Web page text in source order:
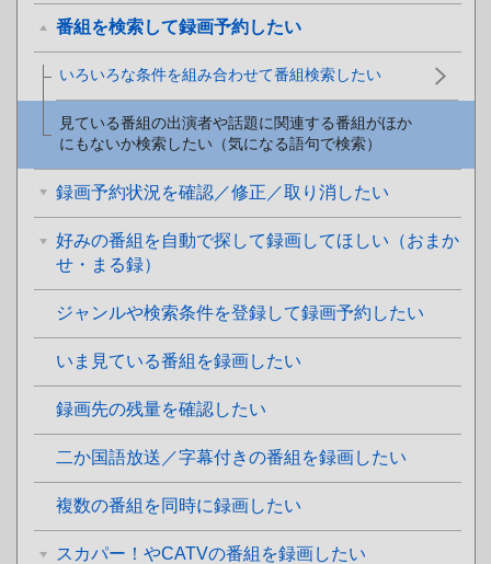
番組を検索して録画予約したい
いろいろな条件を組み合わせて番組検索したい
見ている番組の出演者や話題に関連する番組がほか
にもないか検索したい（気になる語句で検索）
録画予約状況を確認／修正／取り消したい
好みの番組を自動で探して録画してほしい（おまか
せ・まる録）
ジャンルや検索条件を登録して録画予約したい
いま見ている番組を録画したい
録画先の残量を確認したい
二か国語放送／字幕付きの番組を録画したい
複数の番組を同時に録画したい
スカパー！やCATVの番組を録画したい